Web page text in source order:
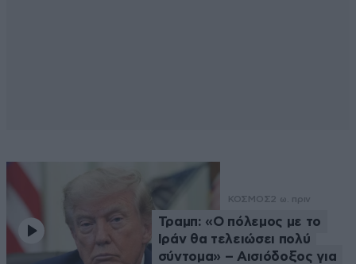
ΚΟΣΜΟΣ2 ω. πριν
Τραμπ: «Ο πόλεμος με το
Ιράν θα τελειώσει πολύ
σύντομα» – Αισιόδοξος για